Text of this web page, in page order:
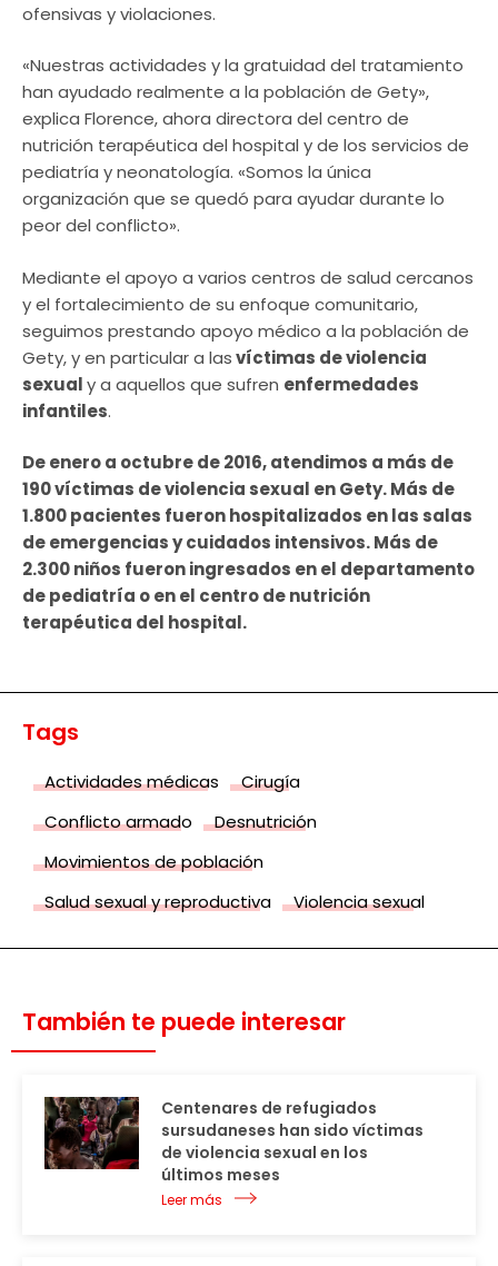
ofensivas y violaciones.
«Nuestras actividades y la gratuidad del tratamiento
han ayudado realmente a la población de Gety»,
explica Florence, ahora directora del centro de
nutrición terapéutica del hospital y de los servicios de
pediatría y neonatología. «Somos la única
organización que se quedó para ayudar durante lo
peor del conflicto».
Mediante el apoyo a varios centros de salud cercanos
y el fortalecimiento de su enfoque comunitario,
seguimos prestando apoyo médico a la población de
Gety, y en particular a lasvíctimas de violencia
sexualy a aquellos que sufren enfermedades
infantiles.
De enero a octubre de 2016, atendimos a más de
190 víctimas de violencia sexual en Gety. Más de
1.800 pacientes fueron hospitalizados en las salas
de emergencias y cuidados intensivos. Más de
2.300 niños fueron ingresados ​​en el departamento
de pediatría o en el centro de nutrición
terapéutica del hospital.
Tags
Actividades médicas
Cirugía
Conflicto armado
Desnutrición
Movimientos de población
Salud sexual y reproductiva
Violencia sexual
También te puede interesar
Centenares de refugiados
sursudaneses han sido víctimas
de violencia sexual en los
últimos meses
Leer más